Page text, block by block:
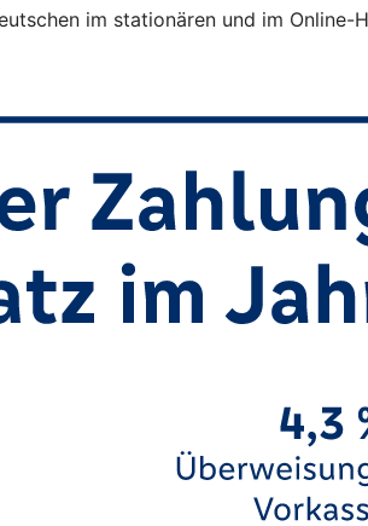
im stationären und im